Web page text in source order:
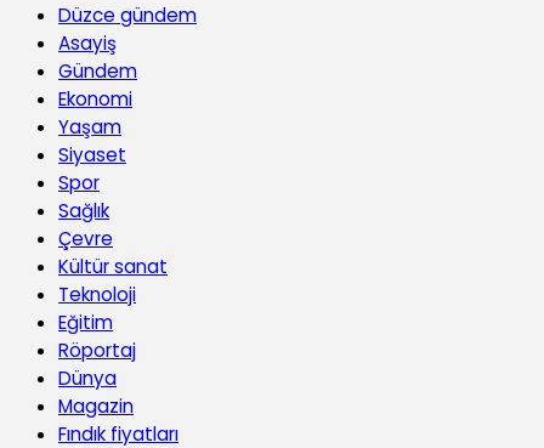
Düzce gündem
Asayiş
Gündem
Ekonomi
Yaşam
Siyaset
Spor
Sağlık
Çevre
Kültür sanat
Teknoloji
Eğitim
Röportaj
Dünya
Magazin
Fındık fiyatları